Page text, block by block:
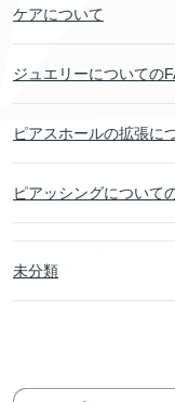
ケアについて
ジュエリーについての
ピアスホールの拡張に
ピアッシングについて
未分類